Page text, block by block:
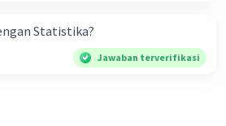
Statistika?
Jawaban terverifikasi